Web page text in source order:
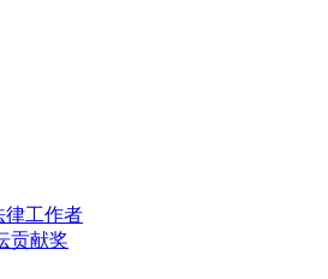
律工作者
贡献奖